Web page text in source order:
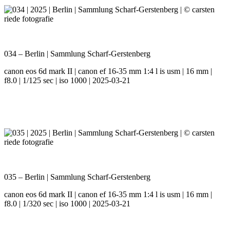
034 – Berlin | Sammlung Scharf-Gerstenberg
canon eos 6d mark II | canon ef 16-35 mm 1:4 l is usm | 16 mm |
f8.0 | 1/125 sec | iso 1000 | 2025-03-21
035 – Berlin | Sammlung Scharf-Gerstenberg
canon eos 6d mark II | canon ef 16-35 mm 1:4 l is usm | 16 mm |
f8.0 | 1/320 sec | iso 1000 | 2025-03-21